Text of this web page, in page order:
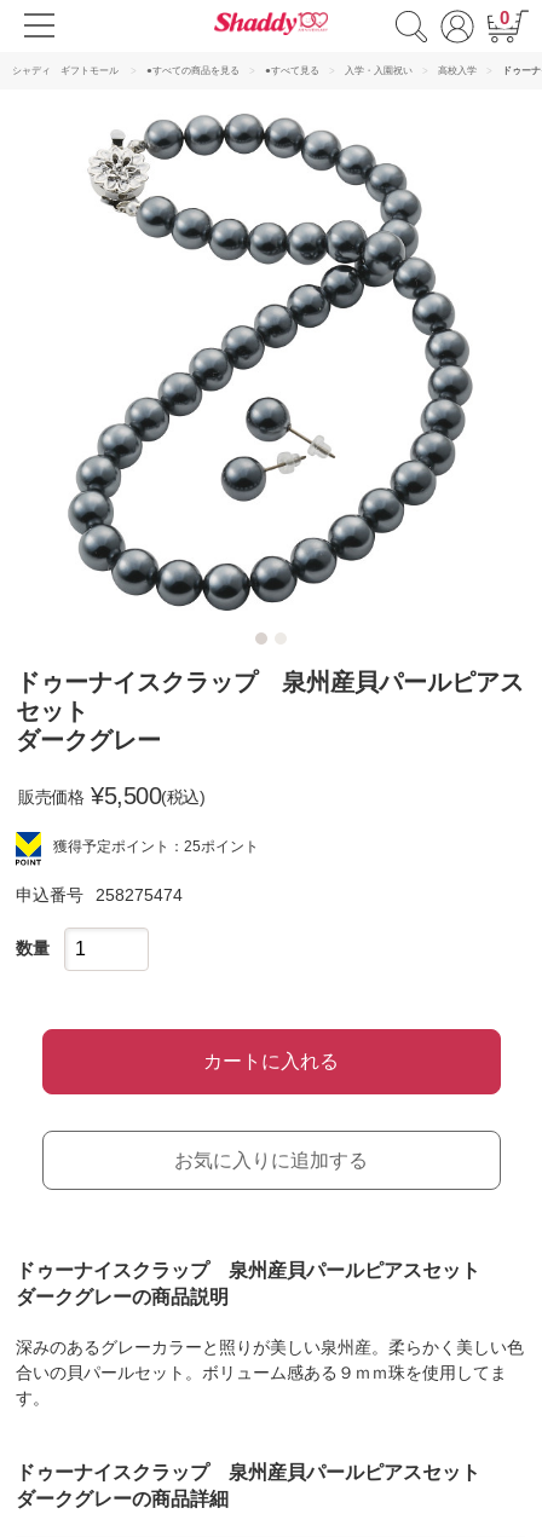
0
シャディ ギフトモール ●すべての商品を見る ●すべて見る 入学・入園祝い 高校入学 ドゥー
ドゥーナイスクラップ 泉州産貝パールピアス
セット
ダークグレー
販売価格 ¥5,500(税込)
獲得予定ポイント：25ポイント
申込番号 258275474
数量
カートに入れる
お気に入りに追加する
ドゥーナイスクラップ 泉州産貝パールピアスセット
ダークグレーの商品説明
深みのあるグレーカラーと照りが美しい泉州産。柔らかく美しい色
合いの貝パールセット。ボリューム感ある９ｍｍ珠を使用してま
す。
ドゥーナイスクラップ 泉州産貝パールピアスセット
ダークグレーの商品詳細